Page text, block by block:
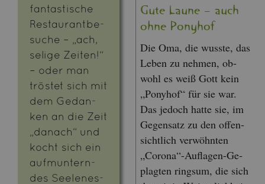
fan­tas­ti­sche
Re­stau­rant­be­
su­che – „ach,
se­li­ge Zei­ten!“
– oder man
trös­tet sich mit
dem Ge­dan­
ken an die Zeit
„da­nach“ und
kocht sich ein
auf­mun­tern­
des See­len­es­
Gute Laune – auch
ohne Po­ny­hof
Die Oma, die wuss­te, das
Leben zu neh­men, ob­
wohl es weiß Gott kein
„Po­ny­hof“ für sie war.
Das je­doch hatte sie, im
Ge­gen­satz zu den of­fen­
sicht­lich ver­wöhn­ten
„Co­ro­na“-Auf­la­gen-Ge­
plag­ten rings­um, die sich